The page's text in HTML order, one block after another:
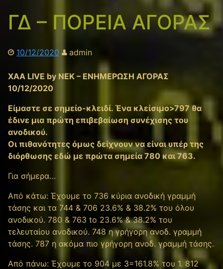
ΓΔ – ΠΟΡΕΙΑ ΑΓΟΡΑΣ
10/12/2020 admin
XAA LIVE by NEK – ΕΝΗΜΕΡΩΣΗ ΑΓΟΡΑΣ
10/12/2020
Είμαστε σε σημείο-κλειδί. Ένα κλείσιμο>797 θα
έδινε μια πρώτη επιβεβαίωση συνέχισης του
ανοδικού.
Οι πιθανότητες όμως δείχνουν να είναι υπέρ της
διόρθωσης εδώ με πρώτα σημεία 780 και 763.
Για σήμερα…
Από κάτω: Έχουμε το 736 κύρια ανοδική γραμμή
τάσης και τα 744 & 706 23.6% & 38.2% του όλου
ανοδικού. 780 & 763 to 23.6% & 38.2% του
τελευταίου ανοδικού. 748 η γρήγορη ανοδ. γραμμή
τάσης. 787 η ακόμα πιο γρήγορη ανοδ. γραμμή τάσης.
Από πάνω: Έχουμε το 904 με 3=161.8% του 1. 812